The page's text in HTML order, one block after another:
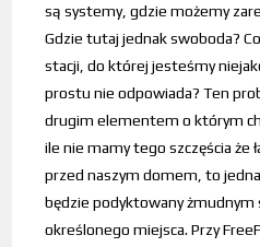
są systemy, gdzie możemy
Gdzie tutaj jednak swoboda?
stacji, do której jesteśmy
prostu nie odpowiada? Ten
drugim elementem o którym
ile nie mamy tego szczęścia że
przed naszym domem, to
będzie podyktowany żmudnym
określonego miejsca. Przy